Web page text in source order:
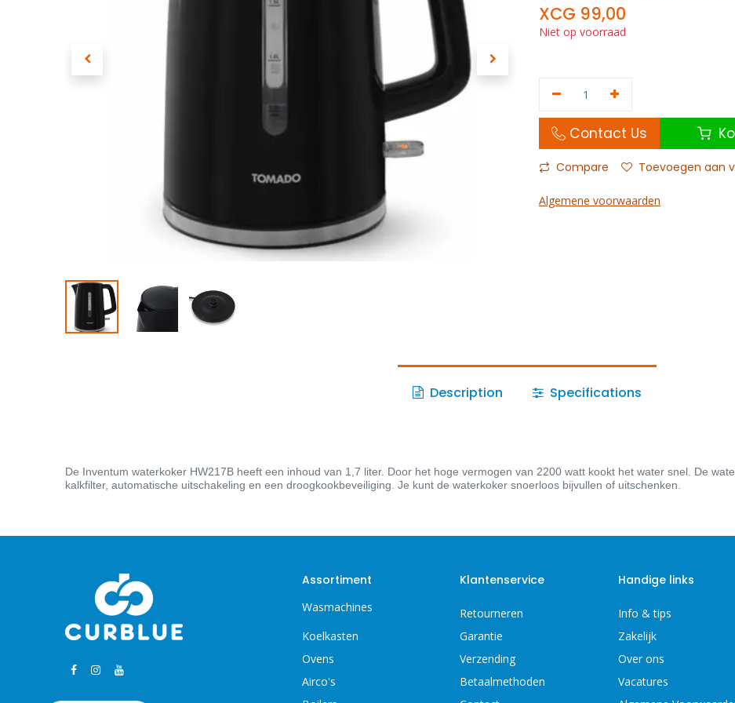
XCG 99,00
Niet op voorraad
Contact Us
Compare Toevoegen aan
Algemene voorwaarden
Description Specifications
De Inventum waterkoker HW217B heeft een inhoud van 1,7 liter. Door het hoge vermogen van 2200 watt kookt het water snel. De
kalkfilter, automatische uitschakeling en een droogkookbeveiliging. Je kunt de waterkoker snoerloos bijvullen of uitschenken.
Assortiment
Wasmachines
Koelkasten
Ovens
Airco's
Klantenservice
Retourneren
Garantie
Verzending
Betaalmethoden
Handige links
Info & tips
Zakelijk
Over ons
Vacatures